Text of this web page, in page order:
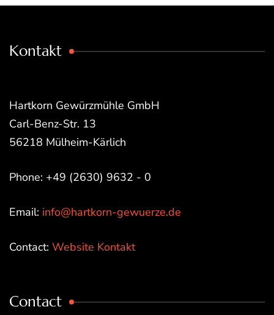
Kontakt
Hartkorn Gewürzmühle GmbH
Carl-Benz-Str. 13
56218 Mülheim-Kärlich
Phone: +49 (2630) 9632 - 0
Email: info@hartkorn-gewuerze.de
Contact: Website Kontakt
Contact